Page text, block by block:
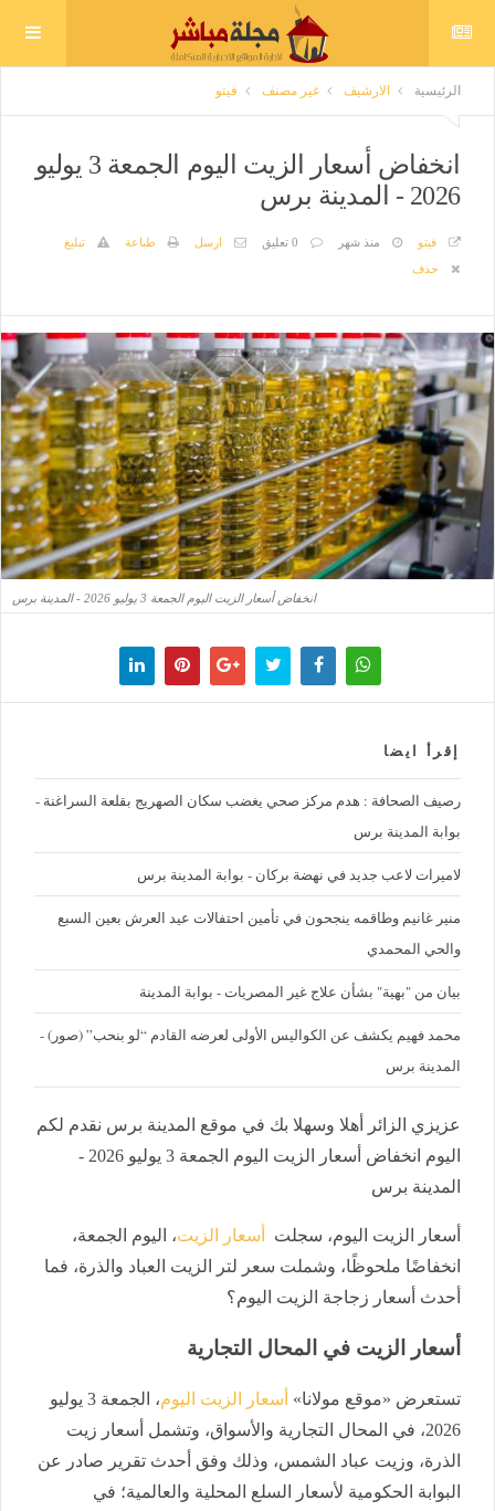
الرئيسية الارشيف غير مصنف فيتو
انخفاض أسعار الزيت اليوم الجمعة 3 يوليو
2026 - المدينة برس
فيتو منذ شهر 0 تعليق ارسل طباعة
تبليغ
حذف
انخفاض أسعار الزيت اليوم الجمعة 3 يوليو 2026 - المدينة برس
إقرأ ايضا
رصيف الصحافة : هدم مركز صحي يغضب سكان الصهريج بقلعة السراغنة -
بوابة المدينة برس
لاميرات لاعب جديد في نهضة بركان - بوابة المدينة برس
منير غانيم وطاقمه ينجحون في تأمين احتفالات عيد العرش بعين السبع
والحي المحمدي
بيان من "بهية" بشأن علاج غير المصريات - بوابة المدينة
محمد فهيم يكشف عن الكواليس الأولى لعرضه القادم “لو بنحب” (صور) -
المدينة برس
عزيزي الزائر أهلا وسهلا بك في موقع المدينة برس نقدم لكم
اليوم انخفاض أسعار الزيت اليوم الجمعة 3 يوليو 2026 -
المدينة برس
أسعار الزيت اليوم، سجلت أسعار الزيت، اليوم الجمعة،
انخفاضًا ملحوظًا، وشملت سعر لتر الزيت العباد والذرة، فما
أحدث أسعار زجاجة الزيت اليوم؟
أسعار الزيت في المحال التجارية
تستعرض «موقع مولانا» أسعار الزيت اليوم
، الجمعة 3 يوليو
2026، في المحال التجارية والأسواق، وتشمل أسعار زيت
الذرة، وزيت عباد الشمس، وذلك وفق أحدث تقرير صادر عن
البوابة الحكومية لأسعار السلع المحلية والعالمية؛ في